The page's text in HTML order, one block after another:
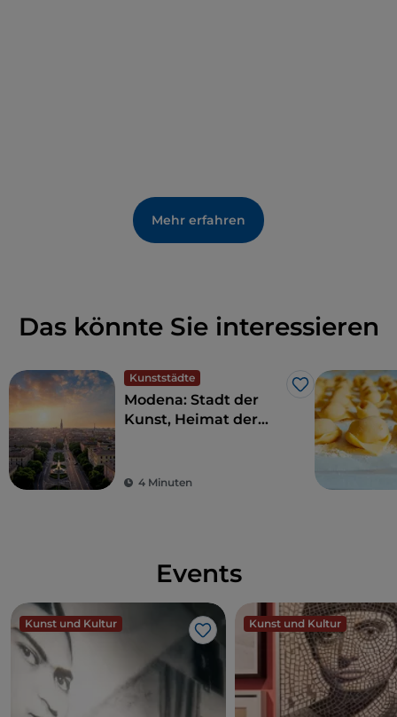
Mehr erfahren
Das könnte Sie interessieren
Kunststädte
Like
Modena: Stadt der
Kunst, Heimat der
4 Minuten
Events
Kunst und Kultur
Like
Kunst und Kultur